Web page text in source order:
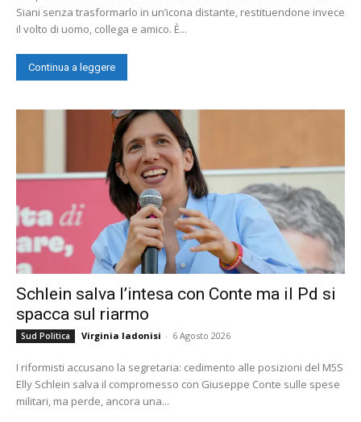
Siani senza trasformarlo in un’icona distante, restituendone invece
il volto di uomo, collega e amico. È...
Continua a leggere
Schlein salva l’intesa con Conte ma il Pd si
spacca sul riarmo
Sud Politica Virginia Iadonisi - 6 Agosto 2026
I riformisti accusano la segretaria: cedimento alle posizioni del M5S
Elly Schlein salva il compromesso con Giuseppe Conte sulle spese
militari, ma perde, ancora una...